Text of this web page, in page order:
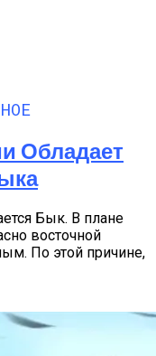
Обладает
Бык. В плане
восточной
По этой причине,